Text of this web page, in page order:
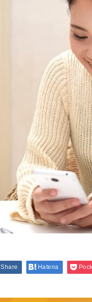
Share Hatena